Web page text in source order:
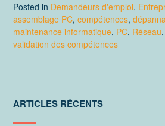
Posted in Demandeurs d'emploi,
assemblage PC, compétences,
maintenance informatique, PC, Réseau,
validation des compétences
ARTICLES RÉCENTS